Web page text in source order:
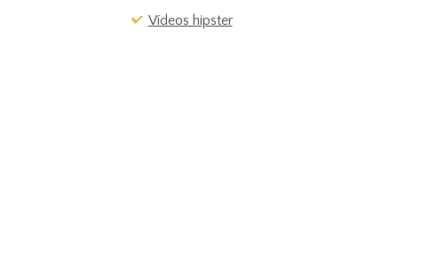
Vídeos hipster